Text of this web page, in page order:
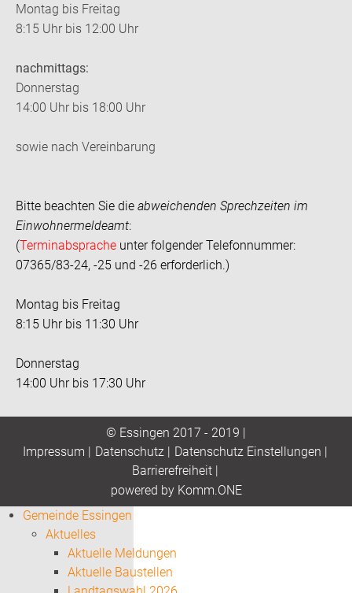
Montag bis Freitag
8:15 Uhr bis 12:00 Uhr
nachmittags:
Donnerstag
14:00 Uhr bis 18:00 Uhr
sowie nach Vereinbarung
Bitte beachten Sie die abweichenden Sprechzeiten im
Einwohnermeldeamt:
(Terminabsprache unter folgender Telefonnummer:
07365/83-24, -25 und -26 erforderlich.)
Montag bis Freitag
8:15 Uhr bis 11:30 Uhr
Donnerstag
14:00 Uhr bis 17:30 Uhr
© Essingen 2017 - 2019 |
Impressum | Datenschutz| Datenschutz Einstellungen |
Barrierefreiheit|
powered by Komm.ONE
Gemeinde Essingen
Aktuelles
Aktuelle Meldungen
Aktuelle Baustellen